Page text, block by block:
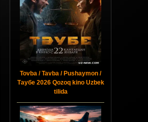
Tovba / Tavba / Pushaymon /
Таубе 2026 Qozoq kino Uzbek
tilida